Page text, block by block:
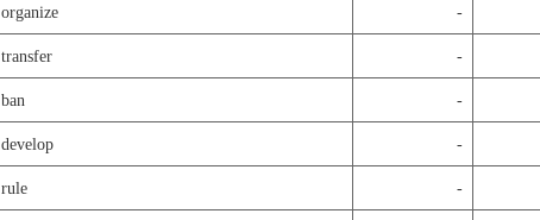
organize -
transfer -
ban -
develop -
rule -